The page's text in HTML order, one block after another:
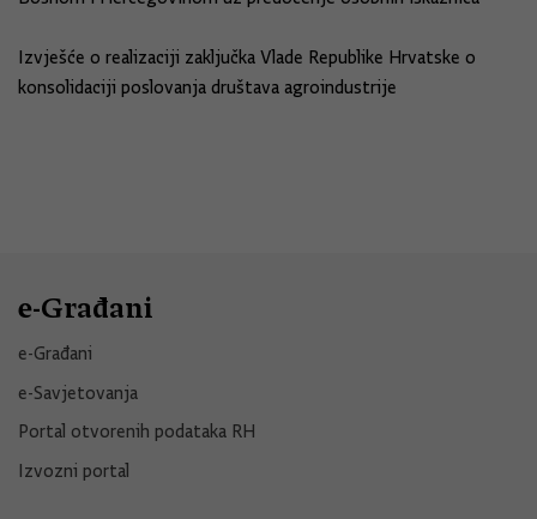
Izvješće o realizaciji zaključka Vlade Republike Hrvatske o
konsolidaciji poslovanja društava agroindustrije
e-Građani
e-Građani
e-Savjetovanja
Portal otvorenih podataka RH
Izvozni portal